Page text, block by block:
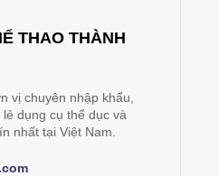
THAO THÀNH
vị chuyên nhập khẩu,
dụng cụ thể dục và
nhất tại Việt Nam.